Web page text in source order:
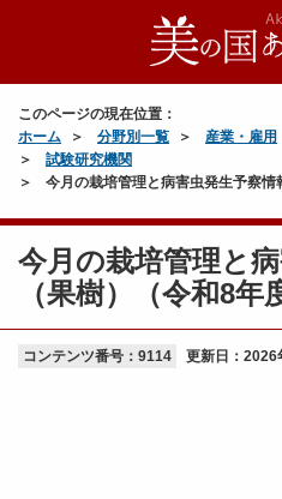
このページの現在位置：
ホーム
分野別一覧 産業・雇用
試験研究機関
今月の栽培管理と病害虫発生予察情
今月の栽培管理と
（果樹）（令和8年
コンテンツ番号：9114 更新日： 2026